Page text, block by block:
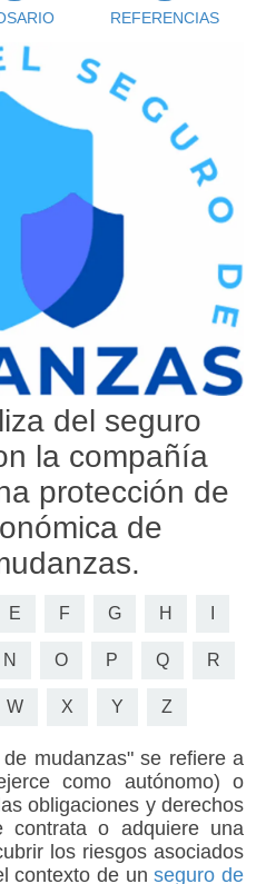
REFERENCIAS
del seguro
la compañía
protección de
de
E F G H
N O P Q R
W X Y Z
mudanzas" se refiere a
como autónomo) o
obligaciones y derechos
contrata o adquiere una
los riesgos asociados
contexto de unseguro de